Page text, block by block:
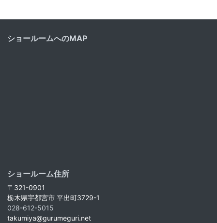
ショールームへのMAP
ショールーム住所
〒321-0901
栃木県宇都宮市 平出町3729-1
028-612-5015
takumiya@gurumeguri.net